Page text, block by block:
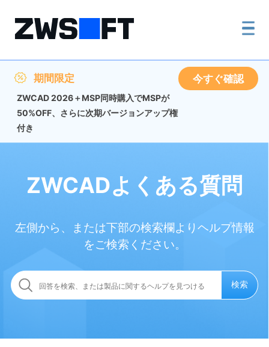
期間限定
ZWCAD 2026＋MSP同時購入でMSPが
50%OFF、さらに次期バージョンアップ権
付き
今すぐ確認
ZWCADよくある質問
左側から、または下部の検索欄よりヘルプ情報
をご検索ください。
検索